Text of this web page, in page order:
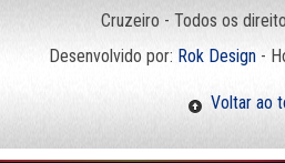
Cruzeiro - Todos os
Desenvolvido por: Rok Design-
Voltar ao